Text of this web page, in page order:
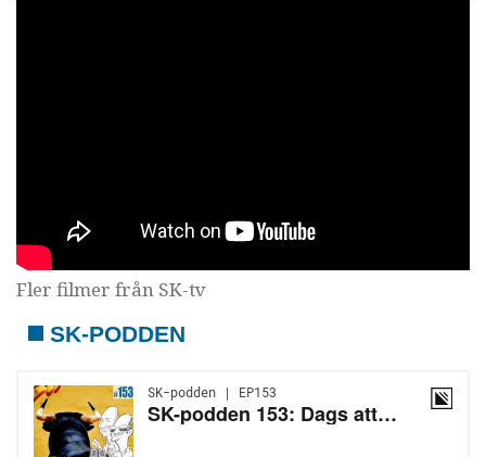
Fler filmer från SK-tv
SK-PODDEN